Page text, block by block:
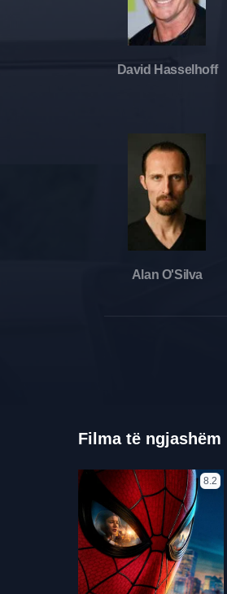
David Hasselhoff
Alan O'Silva
Filma të ngjashëm
8.2